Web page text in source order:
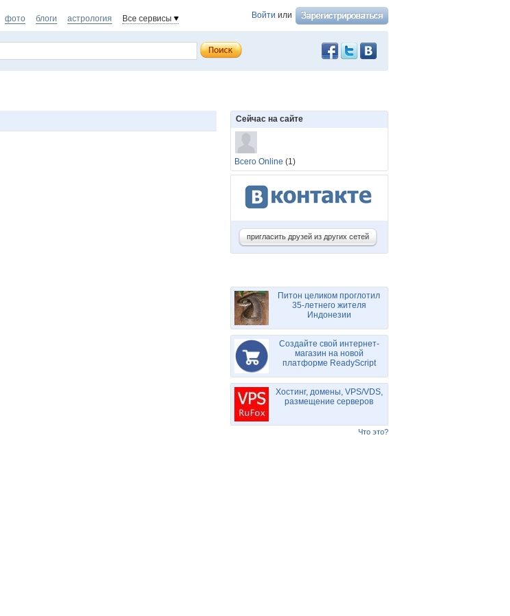
Войти или
фото блоги астрология Все сервисы
Сейчас на сайте
Всего Online (1)
пригласить друзей из других сетей
Питон целиком проглотил
35-летнего жителя
Индонезии
Создайте свой интернет-
магазин на новой
платформе ReadyScript
Хостинг, домены, VPS/VDS,
размещение серверов
Что это?